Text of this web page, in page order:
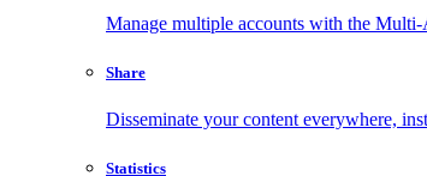
Manage multiple accounts with the
Share
Disseminate your content everywhere,
Statistics